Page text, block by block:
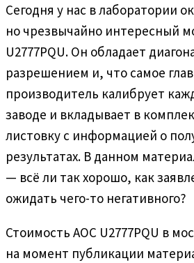
Сегодня у нас в лаборатории
но чрезвычайно интересный
U2777PQU. Он обладает
разрешением и, что самое
производитель калибрует
заводе и вкладывает в
листовку с информацией о
результатах. В данном
— всё ли так хорошо, как
ожидать чего-то негативного?
Стоимость AOC U2777PQU в
на момент публикации